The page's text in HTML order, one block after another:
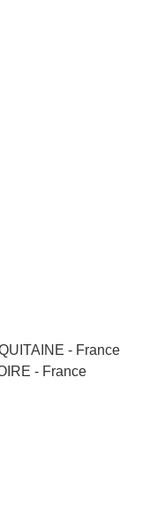
- France
- France